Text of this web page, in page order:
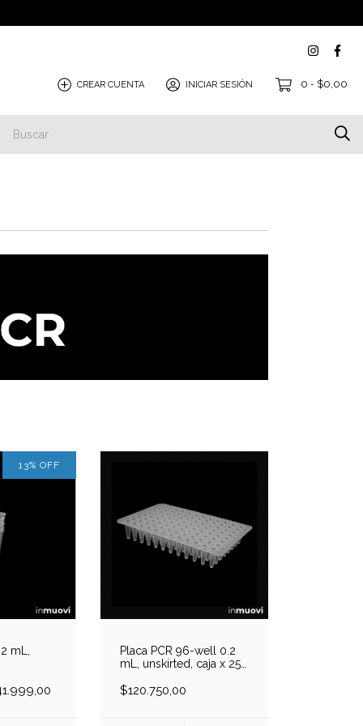
CREAR CUENTA INICIAR SESIÓN 0 - $0,00
13% OFF
mL,
x 1000
Placa PCR 96-well 0.2
mL, unskirted, caja x 25
$120.750,00